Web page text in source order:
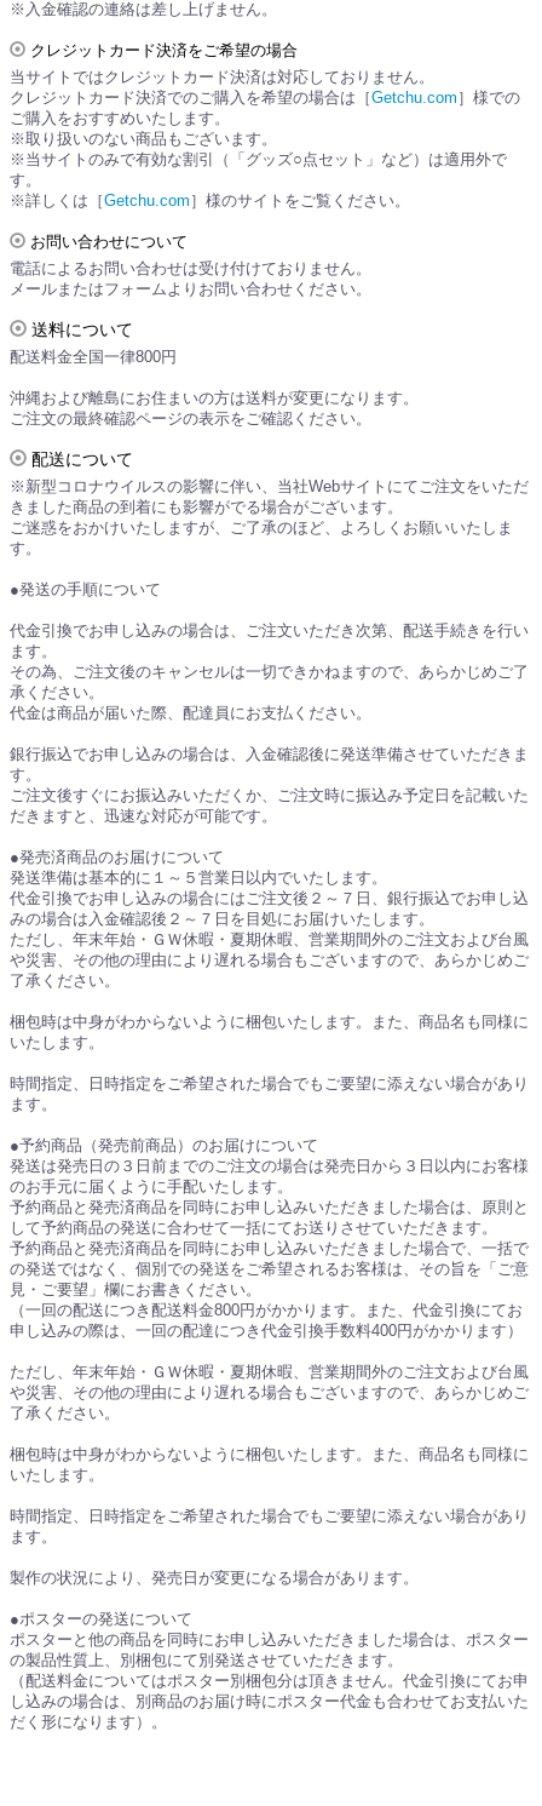
※入金確認の連絡は差し上げません。
クレジットカード決済をご希望の場合
当サイトではクレジットカード決済は対応しておりません。
クレジットカード決済でのご購入を希望の場合は［Getchu.com ］様での
ご購入をおすすめいたします。
※取り扱いのない商品もございます。
※当サイトのみで有効な割引（「グッズ○点セット」など）は適用外で
す。
※詳しくは［Getchu.com ］様のサイトをご覧ください。
お問い合わせについて
電話によるお問い合わせは受け付けておりません。
メールまたはフォームよりお問い合わせください。
送料について
配送料金全国一律800円
沖縄および離島にお住まいの方は送料が変更になります。
ご注文の最終確認ページの表示をご確認ください。
配送について
※新型コロナウイルスの影響に伴い、当社Webサイトにてご注文をいただ
きました商品の到着にも影響がでる場合がございます。
ご迷惑をおかけいたしますが、ご了承のほど、よろしくお願いいたしま
す。
●発送の手順について
代金引換でお申し込みの場合は、ご注文いただき次第、配送手続きを行い
ます。
その為、ご注文後のキャンセルは一切できかねますので、あらかじめご了
承ください。
代金は商品が届いた際、配達員にお支払ください。
銀行振込でお申し込みの場合は、入金確認後に発送準備させていただきま
す。
ご注文後すぐにお振込みいただくか、ご注文時に振込み予定日を記載いた
だきますと、迅速な対応が可能です。
●発売済商品のお届けについて
発送準備は基本的に１～５営業日以内でいたします。
代金引換でお申し込みの場合にはご注文後２～７日、銀行振込でお申し込
みの場合は入金確認後２～７日を目処にお届けいたします。
ただし、年末年始・ＧＷ休暇・夏期休暇、営業期間外のご注文および台風
や災害、その他の理由により遅れる場合もございますので、あらかじめご
了承ください。
梱包時は中身がわからないように梱包いたします。また、商品名も同様に
いたします。
時間指定、日時指定をご希望された場合でもご要望に添えない場合があり
ます。
●予約商品（発売前商品）のお届けについて
発送は発売日の３日前までのご注文の場合は発売日から３日以内にお客様
のお手元に届くように手配いたします。
予約商品と発売済商品を同時にお申し込みいただきました場合は、原則と
して予約商品の発送に合わせて一括にてお送りさせていただきます。
予約商品と発売済商品を同時にお申し込みいただきました場合で、一括で
の発送ではなく、個別での発送をご希望されるお客様は、その旨を「ご意
見・ご要望」欄にお書きください。
（一回の配送につき配送料金800円がかかります。また、代金引換にてお
申し込みの際は、一回の配達につき代金引換手数料400円がかかります）
ただし、年末年始・ＧＷ休暇・夏期休暇、営業期間外のご注文および台風
や災害、その他の理由により遅れる場合もございますので、あらかじめご
了承ください。
梱包時は中身がわからないように梱包いたします。また、商品名も同様に
いたします。
時間指定、日時指定をご希望された場合でもご要望に添えない場合があり
ます。
製作の状況により、発売日が変更になる場合があります。
●ポスターの発送について
ポスターと他の商品を同時にお申し込みいただきました場合は、ポスター
の製品性質上、別梱包にて別発送させていただきます。
（配送料金についてはポスター別梱包分は頂きません。代金引換にてお申
し込みの場合は、別商品のお届け時にポスター代金も合わせてお支払いた
だく形になります）。